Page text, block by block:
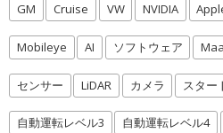
GM Cruise VW NVIDIA
Mobileye AI ソフトウェア
センサー LiDAR カメラ スター
自動運転レベル3 自動運転レベル4